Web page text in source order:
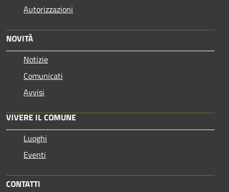
Autorizzazioni
NOVITÀ
Notizie
Comunicati
Avvisi
VIVERE IL COMUNE
Luoghi
Eventi
CONTATTI